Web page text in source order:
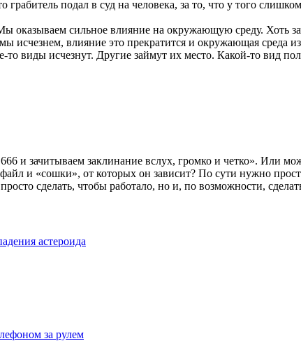
грабитель подал в суд на человека, за то, что у того
оказываем сильное влияние на окружающую среду. Хоть
исчезнем, влияние это прекратится и окружающая среда
то виды исчезнут. Другие займут их место. Какой-то вид
и зачитываем заклинание вслух, громко и четко». Или
и «сошки», от которых он зависит? По сути нужно
сделать, чтобы работало, но и, по возможности,
астероида
за рулем